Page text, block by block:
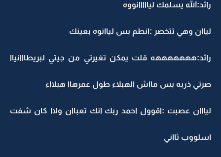
رائد:الله يسلمك ليااااانووه
لياان وهي تتخصر :انطم بس لياانوه بعينك
رائد:هههههههه قلت يمكن تغيرتي من جيتي لبريطااانياا
صرتي ذربه بس مااش الهبلاء طول عمرهاا هبلااء
ليااان عصبت :اقوول احمد ربك انك تعباان ولاا كان شفت
اسلووب ثااني